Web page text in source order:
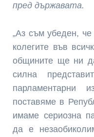
пред държавата.
„Аз съм убеден,
колегите във
общините ще ни
силна
парламентарни
поставяме в
имаме сериозна
да е